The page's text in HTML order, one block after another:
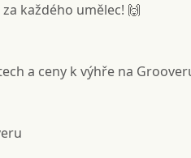
každého umělec! 🙌
a ceny k výhře na